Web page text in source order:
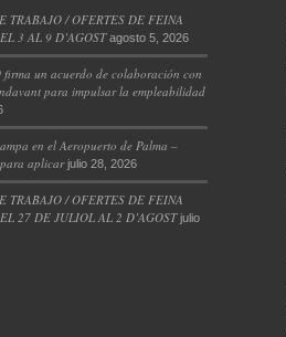
TRABAJO / OFERTES DE FEINA
3 AL 9 D’AGOST agosto 5, 2026
firma un acuerdo de colaboración con
para impulsar la empleabilidad
en el Aeropuerto de Palma –
aplicar julio 28, 2026
TRABAJO / OFERTES DE FEINA
27 DE JULIOL AL 2 D’AGOST julio